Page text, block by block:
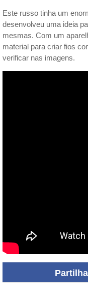
Este russo tinha um
desenvolveu uma ideia
mesmas. Com um
material para criar fios
verificar nas imagens.
Partilha